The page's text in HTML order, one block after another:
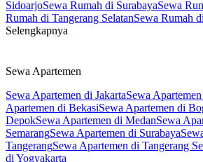
SidoarjoSewa Rumah di SurabayaSewa
Rumah di Tangerang SelatanSewa Rumah
Selengkapnya
Sewa Apartemen
Sewa Apartemen di JakartaSewa
Apartemen di BekasiSewa Apartemen di
DepokSewa Apartemen di MedanSewa
SemarangSewa Apartemen di Surabaya
TangerangSewa Apartemen di Tangerang
di Yogyakarta